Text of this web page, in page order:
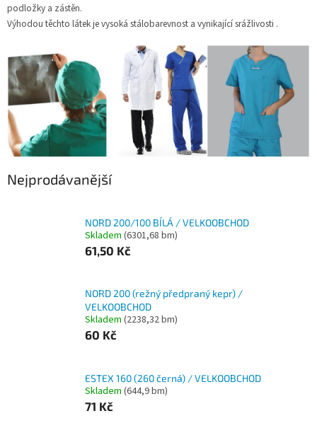
podložky a zástěn.
Výhodou těchto látek je vysoká stálobarevnost a vynikající srážlivosti .
Nejprodávanější
NORD 200/100 BÍLÁ / VELKOOBCHOD
Skladem (6301,68 bm)
61,50 Kč
NORD 200 (režný předpraný kepr) /
VELKOOBCHOD
Skladem (2238,32 bm)
60 Kč
ESTEX 160 (260 černá) / VELKOOBCHOD
Skladem (644,9 bm)
71 Kč